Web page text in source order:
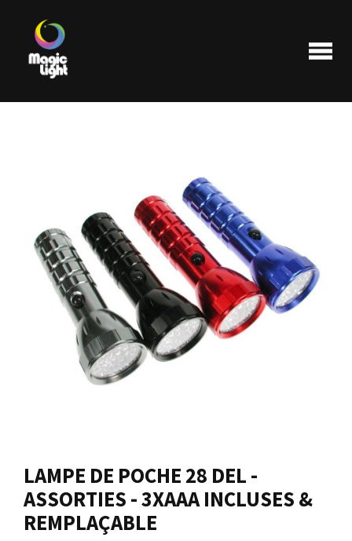
Les plus populaires
Liquidations
Nous joindre
Panier
English
LAMPE DE POCHE 28 DEL -
ASSORTIES - 3XAAA INCLUSES &
REMPLAÇABLE